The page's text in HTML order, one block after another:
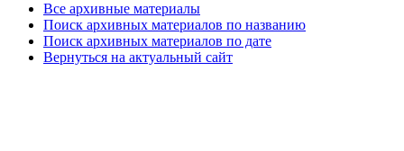
Все архивные материалы
Поиск архивных материалов по названию
Поиск архивных материалов по дате
Вернуться на актуальный сайт